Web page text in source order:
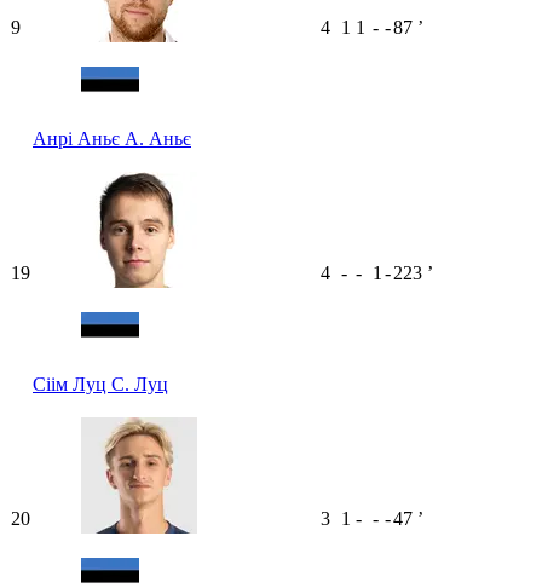
9
Анрі Аньє А. Аньє
4 1 1 - -87 ʼ
19
Сіім Луц С. Луц
4 - - 1 -223 ʼ
20 3 1 - - -47 ʼ